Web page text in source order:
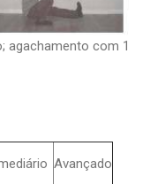
agachamento com 1
Avançado